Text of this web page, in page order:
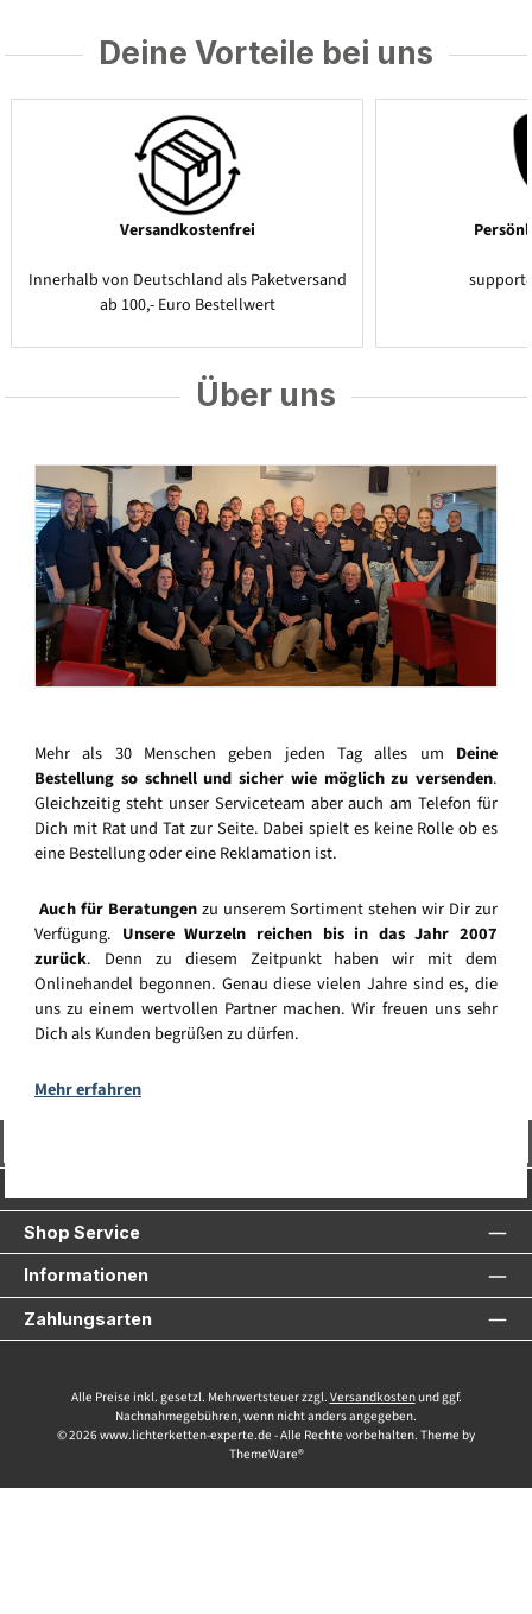
Deine Vorteile bei uns
Versandkostenfrei
Innerhalb von Deutschland als Paketversand
ab 100,- Euro Bestellwert
Über uns
Mehr als 30 Menschen geben jeden Tag alles um Deine
Bestellung so schnell und sicher wie möglich zu versenden.
Gleichzeitig steht unser Serviceteam aber auch am Telefon für
Dich mit Rat und Tat zur Seite. Dabei spielt es keine Rolle ob es
eine Bestellung oder eine Reklamation ist.
Auch für Beratungenzu unserem Sortiment stehen wir Dir zur
Verfügung. Unsere Wurzeln reichen bis in das Jahr 2007
zurück. Denn zu diesem Zeitpunkt haben wir mit dem
Onlinehandel begonnen. Genau diese vielen Jahre sind es, die
uns zu einem wertvollen Partner machen. Wir freuen uns sehr
Dich als Kunden begrüßen zu dürfen.
Mehr erfahren
Shop Service
Informationen
Zahlungsarten
Alle Preise inkl. gesetzl. Mehrwertsteuer zzgl. Versandkostenund ggf.
Nachnahmegebühren, wenn nicht anders angegeben.
© 2026 www.lichterketten-experte.de - Alle Rechte vorbehalten. Theme by
ThemeWare®